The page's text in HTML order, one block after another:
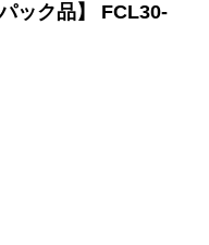
ック品】 FCL30-